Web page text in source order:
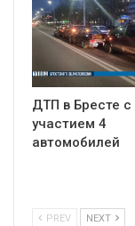
ДТП в Бресте с
участием 4
автомобилей
PREV NEXT